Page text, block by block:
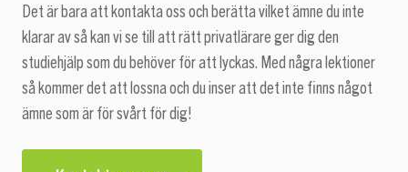
Det är bara att kontakta oss och berätta vilket ämne du inte
klarar av så kan vi se till att rätt privatlärare ger dig den
studiehjälp som du behöver för att lyckas. Med några lektioner
så kommer det att lossna och du inser att det inte finns något
ämne som är för svårt för dig!